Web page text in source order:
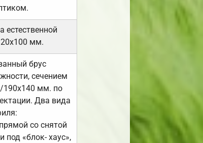
естественной
мм.
брус
сечением
190х140 мм. по
Два вида
со снятой
под «блок- хаус»,